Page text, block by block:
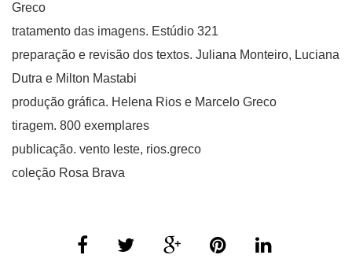
Greco
tratamento das imagens. Estúdio 321
preparação e revisão dos textos. Juliana Monteiro, Luciana
Dutra e Milton Mastabi
produção gráfica. Helena Rios e Marcelo Greco
tiragem. 800 exemplares
publicação. vento leste, rios.greco
coleção Rosa Brava